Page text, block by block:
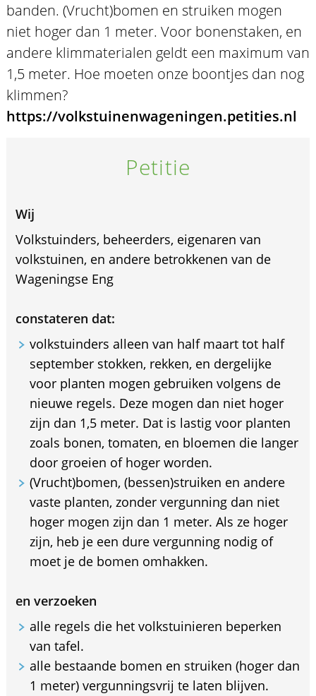
banden. (Vrucht)bomen en struiken mogen
niet hoger dan 1 meter. Voor bonenstaken, en
andere klimmaterialen geldt een maximum van
1,5 meter. Hoe moeten onze boontjes dan nog
klimmen?
https://volkstuinenwageningen.petities.nl
Petitie
Wij
Volkstuinders, beheerders, eigenaren van
volkstuinen, en andere betrokkenen van de
Wageningse Eng
constateren dat:
volkstuinders alleen van half maart tot half
september stokken, rekken, en dergelijke
voor planten mogen gebruiken volgens de
nieuwe regels. Deze mogen dan niet hoger
zijn dan 1,5 meter. Dat is lastig voor planten
zoals bonen, tomaten, en bloemen die langer
door groeien of hoger worden.
(Vrucht)bomen, (bessen)struiken en andere
vaste planten, zonder vergunning dan niet
hoger mogen zijn dan 1 meter. Als ze hoger
zijn, heb je een dure vergunning nodig of
moet je de bomen omhakken.
en verzoeken
alle regels die het volkstuinieren beperken
van tafel.
alle bestaande bomen en struiken (hoger dan
1 meter) vergunningsvrij te laten blijven.